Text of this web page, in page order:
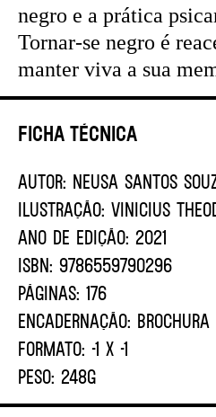
Ficha Técnica
AUTOR: NEUSA SANTOS
ILUSTRAÇÃO: VINICIUS
ANO DE EDIÇÃO: 2021
ISBN: 9786559790296
PÁGINAS: 176
ENCADERNAÇÃO: BROCHURA
FORMATO: -1 X -1
PESO: 248G
negro e a prática
Tornar-se negro é
manter viva a sua